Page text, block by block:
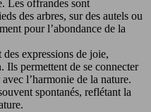
Les offrandes sont
des arbres, sur des autels ou
pour l’abondance de la
des expressions de joie,
Ils permettent de se connecter
l’harmonie de la nature.
spontanés, reflétant la